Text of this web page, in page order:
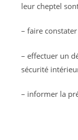
leur cheptel
– faire
– effectuer un
sécurité
– informer la